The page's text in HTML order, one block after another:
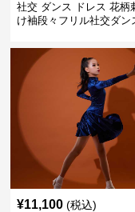
社交 ダンス ドレス 花柄
け袖段々フリル社交ダン
¥11,100 (税込)